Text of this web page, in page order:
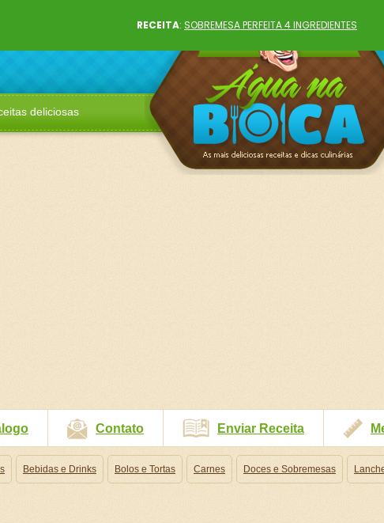
deliciosas
Contato Enviar Receita
Bebidas e Drinks Bolos e Tortas Carnes Doces e Sobremesas
RECEITA: SOBREMESA PERFEITA 4 INGREDIENTES